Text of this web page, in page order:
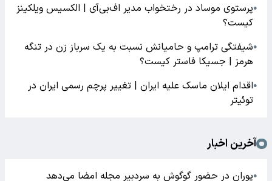
●پرستوی موساد در رختخواب مدیر اف‌بی‌آی | الکسیس ویلکینز
کیست؟
●شیفتگی ترامپ و حامیانش نسبت به یک سرباز زن در تنگه
هرمز | جسیکا فاستر کیست؟
●اقدام ایلان ماسک علیه ایران | تغییر پرچم رسمی ایران در
توئیتر
آخرین اخبار
●پوران در حضور گوگوش به سردبیر مجله امضا می‌دهد